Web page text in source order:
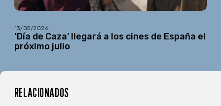
13/05/2026
‘Día de Caza’ llegará a los cines de España el
próximo julio
RELACIONADOS